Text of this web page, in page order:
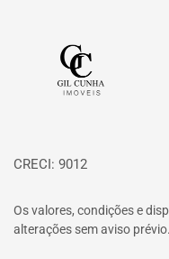
CRECI: 9012
Os valores, condições e
alterações sem aviso prévio.